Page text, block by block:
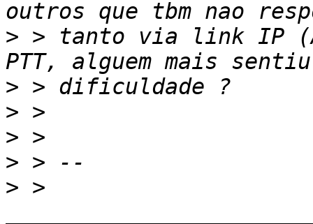
> > tanto via link IP
>
>
>
>
> >